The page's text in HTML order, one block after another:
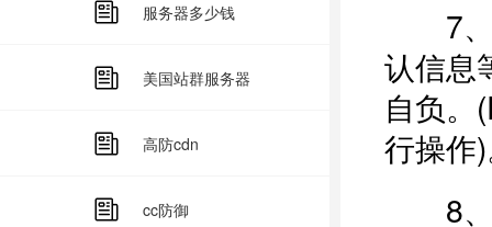
服务器多少钱
美国站群服务器
高防cdn
cc防御
7、
认信息
自负。
行操作
8、